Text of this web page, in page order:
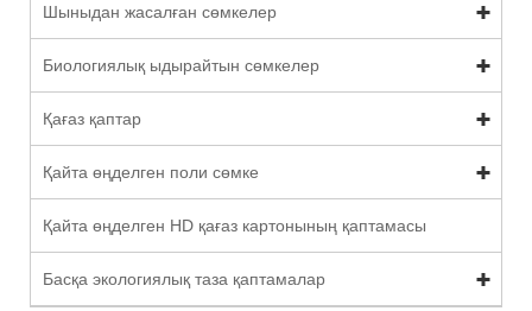
Шыныдан жасалған сөмкелер
Биологиялық ыдырайтын сөмкелер
Қағаз қаптар
Қайта өңделген поли сөмке
Қайта өңделген HD қағаз картонының қаптамасы
Басқа экологиялық таза қаптамалар